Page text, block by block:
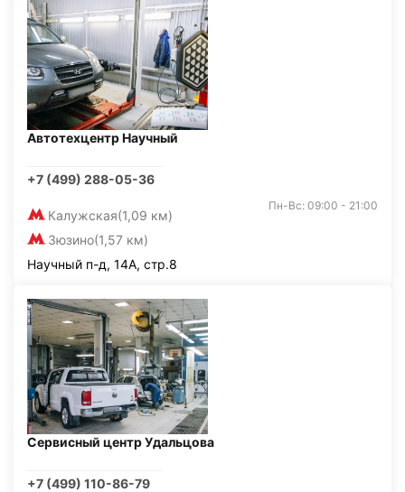
Автотехцентр Научный
+7 (499) 288-05-36
Калужская(1,09 км)
Зюзино(1,57 км)
Пн-Вс: 09:00 - 21:00
Научный п-д, 14А, стр.8
Сервисный центр Удальцова
+7 (499) 110-86-79